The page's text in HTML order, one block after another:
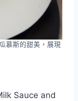
慕斯的甜美，展現
Sauce and